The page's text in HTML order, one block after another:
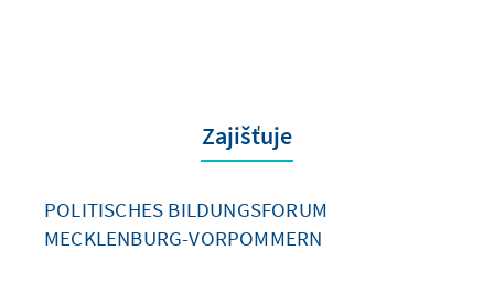
Zajišťuje
POLITISCHES BILDUNGSFORUM
MECKLENBURG-VORPOMMERN